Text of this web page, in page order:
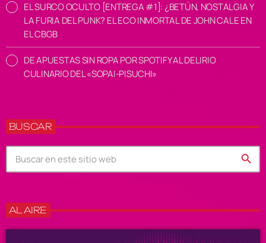
EL SURCO OCULTO [ENTREGA #1]: ¿BETÚN, NOSTALGIA Y
LA FURIA DEL PUNK? EL ECO INMORTAL DE JOHN CALE EN
EL CBGB
DE APUESTAS SIN ROPA POR SPOTIFY AL DELIRIO
CULINARIO DEL «SOPAI-PISUCHI»
BUSCAR
search
AL AIRE